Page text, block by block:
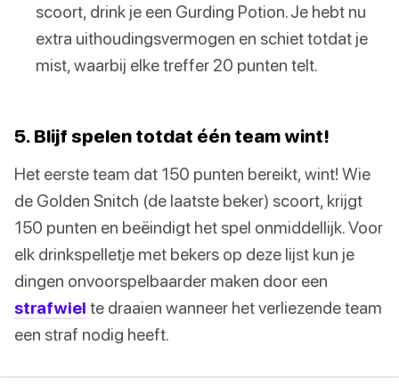
scoort, drink je een Gurding Potion. Je hebt nu
extra uithoudingsvermogen en schiet totdat je
mist, waarbij elke treffer 20 punten telt.
5. Blijf spelen totdat één team wint!
Het eerste team dat 150 punten bereikt, wint! Wie
de Golden Snitch (de laatste beker) scoort, krijgt
150 punten en beëindigt het spel onmiddellijk. Voor
elk drinkspelletje met bekers op deze lijst kun je
dingen onvoorspelbaarder maken door een
strafwiel te draaien wanneer het verliezende team
een straf nodig heeft.